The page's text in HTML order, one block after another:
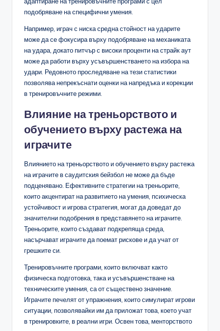
подобряване на специфични умения.
Например, играч с ниска средна стойност на ударите
може да се фокусира върху подобряване на механиката
на удара, докато питчър с високи проценти на страйк аут
може да работи върху усъвършенстването на избора на
удари. Редовното проследяване на тези статистики
позволява непрекъснати оценки на напредъка и корекции
в тренировъчните режими.
Влияние на треньорството и
обучението върху растежа на
играчите
Влиянието на треньорството и обучението върху растежа
на играчите в саудитския бейзбол не може да бъде
подценявано. Ефективните стратегии на треньорите,
които акцентират на развитието на умения, психическа
устойчивост и игрова стратегия, могат да доведат до
значителни подобрения в представянето на играчите.
Треньорите, които създават подкрепяща среда,
насърчават играчите да поемат рискове и да учат от
грешките си.
Тренировъчните програми, които включват както
физическа подготовка, така и усъвършенстване на
техническите умения, са от съществено значение.
Играчите печелят от упражнения, които симулират игрови
ситуации, позволявайки им да приложат това, което учат
в тренировките, в реални игри. Освен това, менторството